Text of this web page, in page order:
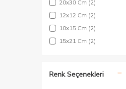
20x30 Cm (2)
12x12 Cm (2)
10x15 Cm (2)
15x21 Cm (2)
Renk Seçenekleri